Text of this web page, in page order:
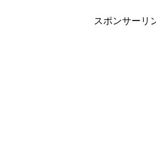
スポンサーリ